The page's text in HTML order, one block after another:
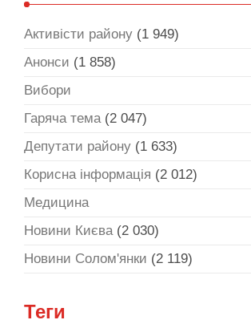
Активісти району (1 949)
Анонси (1 858)
Вибори
Гаряча тема(2 047)
Депутати району (1 633)
Корисна інформація (2 012)
Медицина
Новини Києва(2 030)
Новини Солом'янки (2 119)
Теги